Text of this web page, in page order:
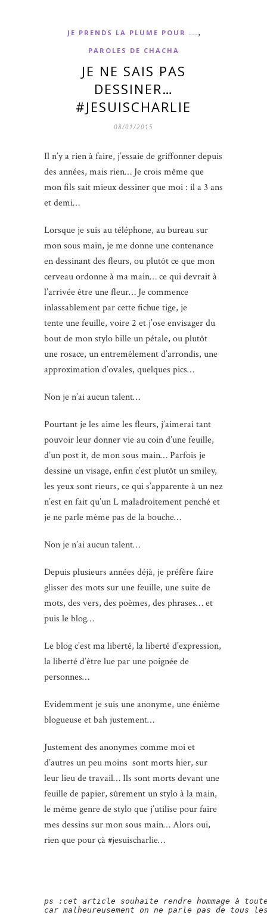
JE PRENDS LA PLUME POUR ... ,
PAROLES DE CHACHA
JE NE SAIS PAS
DESSINER…
#JESUISCHARLIE
08/01/2015
Il n’y a rien à faire, j’essaie de griffonner depuis
des années, mais rien… Je crois même que
mon fils sait mieux dessiner que moi : il a 3 ans
et demi…
Lorsque je suis au téléphone, au bureau sur
mon sous main, je me donne une contenance
en dessinant des fleurs, ou plutôt ce que mon
cerveau ordonne à ma main… ce qui devrait à
l’arrivée être une fleur… Je commence
inlassablement par cette fichue tige, je
tente une feuille, voire 2 et j’ose envisager du
bout de mon stylo bille un pétale, ou plutôt
une rosace, un entremêlement d’arrondis, une
approximation d’ovales, quelques pics…
Non je n’ai aucun talent…
Pourtant je les aime les fleurs, j’aimerai tant
pouvoir leur donner vie au coin d’une feuille,
d’un post it, de mon sous main… Parfois je
dessine un visage, enfin c’est plutôt un smiley,
les yeux sont rieurs, ce qui s’apparente à un nez
n’est en fait qu’un L maladroitement penché et
je ne parle même pas de la bouche…
Non je n’ai aucun talent…
Depuis plusieurs années déjà, je préfère faire
glisser des mots sur une feuille, une suite de
mots, des vers, des poèmes, des phrases… et
puis le blog…
Le blog c’est ma liberté, la liberté d’expression,
la liberté d’être lue par une poignée de
personnes…
Evidemment je suis une anonyme, une énième
blogueuse et bah justement…
Justement des anonymes comme moi et
d’autres un peu moins sont morts hier, sur
leur lieu de travail… Ils sont morts devant une
feuille de papier, sûrement un stylo à la main,
le même genre de stylo que j’utilise pour faire
mes dessins sur mon sous main… Alors oui,
rien que pour çà #jesuischarlie…
ps :cet article souhaite rendre hommage à
car malheureusement on ne parle pas de tous